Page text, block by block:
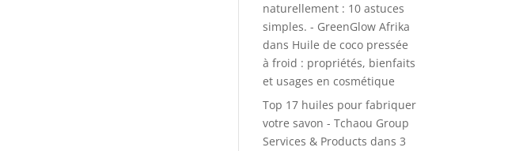
naturellement : 10 astuces
simples. - GreenGlow Afrika
dans Huile de coco pressée
à froid : propriétés, bienfaits
et usages en cosmétique
Top 17 huiles pour fabriquer
votre savon - Tchaou Group
Services & Products dans3